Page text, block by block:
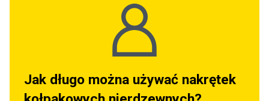
Jak długo można używać nakrętek